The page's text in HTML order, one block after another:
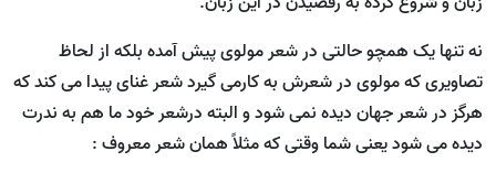
نه تنها یک همچو حالتی در شعر مولوی پیش آمده بلکه از لحاظ
تصاویری که مولوی در شعرش به کارمی گیرد شعر غنای پیدا می کند که
هرگز در شعر جهان دیده نمی شود و البته درشعر خود ما هم به ندرت
دیده می شود یعنی شما وقتی که مثلاً همان شعر معروف :